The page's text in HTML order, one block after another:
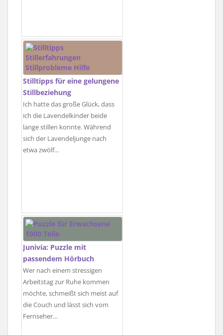
Stilltipps für eine gelungene
Stillbeziehung
Ich hatte das große Glück, dass
ich die Lavendelkinder beide
lange stillen konnte. Während
sich der Lavendeljunge nach
etwa zwölf…
Junivia: Puzzle mit
passendem Hörbuch
Wer nach einem stressigen
Arbeitstag zur Ruhe kommen
möchte, schmeißt sich meist auf
die Couch und lässt sich vom
Fernseher…